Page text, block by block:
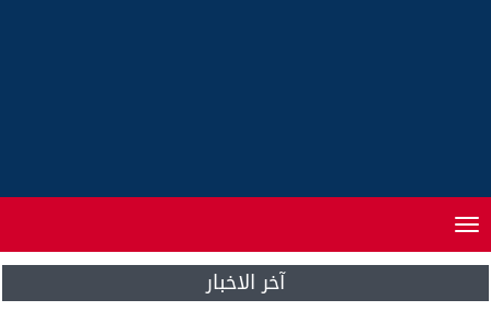
Toggle
navigation
آخر الاخبار